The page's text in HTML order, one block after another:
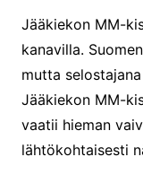
Jääkiekon MM-
kanavilla.
mutta
Jääkiekon MM-
vaatii hieman
lähtökohtaisesti